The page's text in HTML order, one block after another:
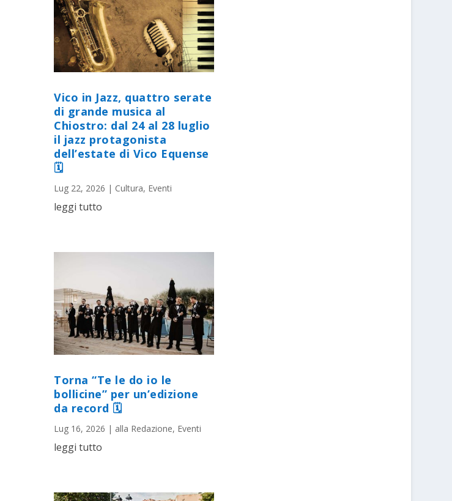
Vico in Jazz, quattro serate
di grande musica al
Chiostro: dal 24 al 28 luglio
il jazz protagonista
dell’estate di Vico Equense
🗓
Lug 22, 2026 | Cultura, Eventi
leggi tutto
Torna “Te le do io le
bollicine” per un’edizione
da record 🗓
Lug 16, 2026 | alla Redazione, Eventi
leggi tutto